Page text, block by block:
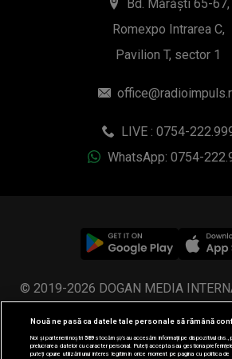
Bd. Mărăști 65-67,
Romexpo Intrarea C,
Pavilion T, sector 1
LIVE : 0754-
WhatsApp: 0754-
© 2019-2026 DOGAN MEDIA
Nouă ne pasă ca datele tale personale să rămână
Noi și partenerii noștri589stocăm și/sau accesăm informații pe dispozitivul dvs.,
prelucrarea datelor cu caracter personal. Puteți accepta sau gestiona
puteți opune utilizării unui interes legitim în orice moment pe pagina cu politica